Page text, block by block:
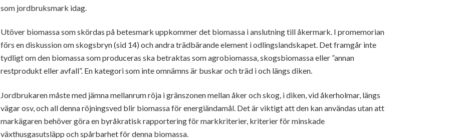
som jordbruksmark idag.
Utöver biomassa som skördas på betesmark uppkommer det biomassa i anslutning till åkermark. I promemorian
förs en diskussion om skogsbryn (sid 14) och andra trädbärande element i odlingslandskapet. Det framgår inte
tydligt om den biomassa som produceras ska betraktas som agrobiomassa, skogsbiomassa eller ”annan
restprodukt eller avfall”. En kategori som inte omnämns är buskar och träd i och längs diken.
Jordbrukaren måste med jämna mellanrum röja i gränszonen mellan åker och skog, i diken, vid åkerholmar, längs
vägar osv, och all denna röjningsved blir biomassa för energiändamål. Det är viktigt att den kan användas utan att
markägaren behöver göra en byråkratisk rapportering för markkriterier, kriterier för minskade
växthusgasutsläpp och spårbarhet för denna biomassa.